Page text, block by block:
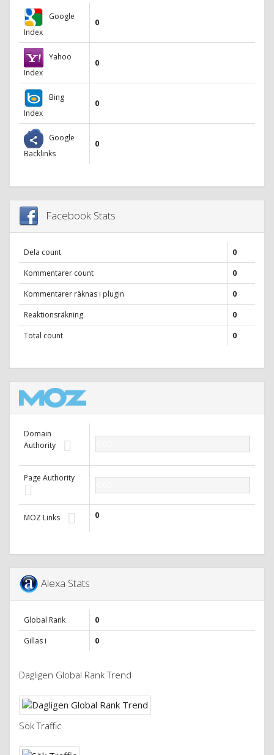
Google
Index
0
Yahoo
Index
0
Bing
Index
0
Google
Backlinks
0
Facebook Stats
Dela count
0
Kommentarer count
0
Kommentarer räknas i plugin
0
Reaktionsräkning
0
Total count
0
Domain
Authority
Page Authority
MOZ Links 0
Alexa Stats
Global Rank
0
Gillas i
0
Dagligen Global Rank Trend
Sök Traffic